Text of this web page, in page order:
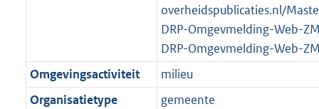
overheidspublicaties.nl/
DRP-Omgevmelding-Web-
DRP-Omgevmelding-Web-
Omgevingsactiviteit
milieu
Organisatietype
gemeente